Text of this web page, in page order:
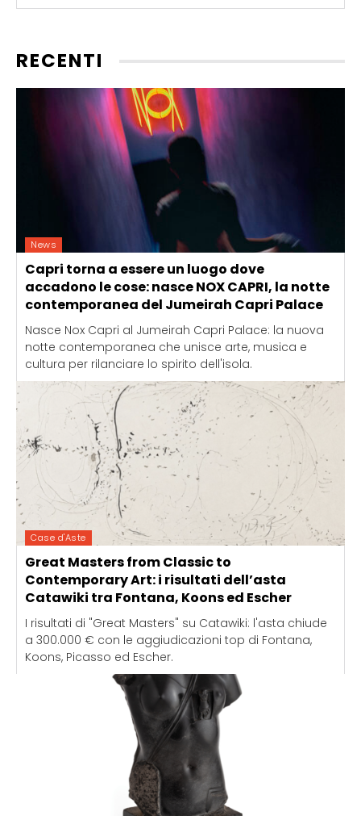
RECENTI
News
Capri torna a essere un luogo dove
accadono le cose: nasce NOX CAPRI, la notte
contemporanea del Jumeirah Capri Palace
Nasce Nox Capri al Jumeirah Capri Palace: la nuova
notte contemporanea che unisce arte, musica e
cultura per rilanciare lo spirito dell'isola.
Case d'Aste
Great Masters from Classic to
Contemporary Art: i risultati dell’asta
Catawiki tra Fontana, Koons ed Escher
I risultati di "Great Masters" su Catawiki: l'asta chiude
a 300.000 € con le aggiudicazioni top di Fontana,
Koons, Picasso ed Escher.